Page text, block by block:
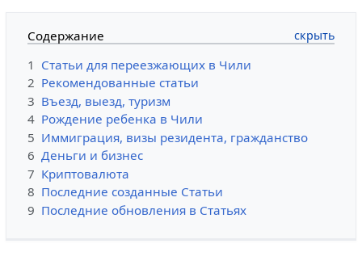
Содержание
1 Статьи для переезжающих в Чили
2 Рекомендованные статьи
3 Въезд, выезд, туризм
4 Рождение ребенка в Чили
5 Иммиграция, визы резидента, гражданство
6 Деньги и бизнес
7 Криптовалюта
8 Последние созданные Статьи
9 Последние обновления в Статьях